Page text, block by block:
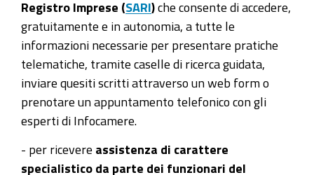
Registro Imprese (SARI) che consente di accedere,
gratuitamente e in autonomia, a tutte le
informazioni necessarie per presentare pratiche
telematiche, tramite caselle di ricerca guidata,
inviare quesiti scritti attraverso un web form o
prenotare un appuntamento telefonico con gli
esperti di Infocamere.
- per ricevere assistenza di carattere
specialistico da parte dei funzionari del